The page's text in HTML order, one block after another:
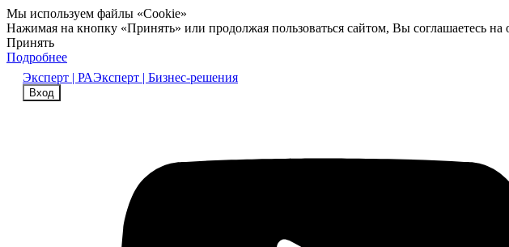
Мы используем файлы «Cookie»
Нажимая на кнопку «Принять» или продолжая пользоваться сайтом, Вы соглашаетесь
Принять
Подробнее
Эксперт | РАЭксперт | Бизнес-решения
Вход